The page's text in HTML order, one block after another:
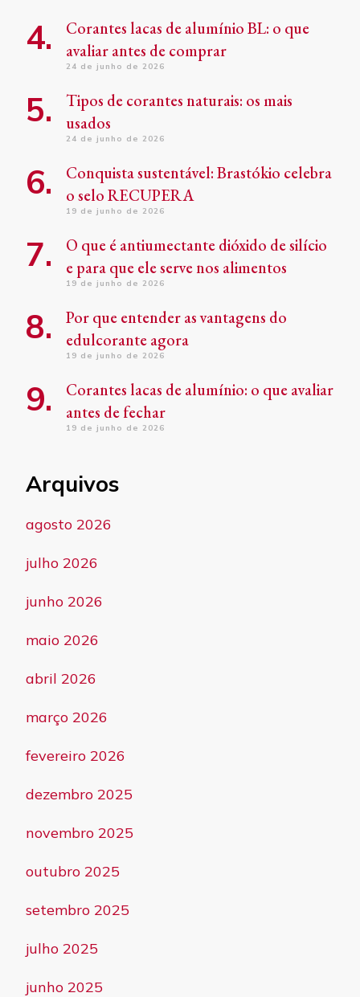
Corantes lacas de alumínio BL: o que
avaliar antes de comprar
24 de junho de 2026
Tipos de corantes naturais: os mais
usados
24 de junho de 2026
Conquista sustentável: Brastókio celebra
o selo RECUPERA
19 de junho de 2026
O que é antiumectante dióxido de silício
e para que ele serve nos alimentos
19 de junho de 2026
Por que entender as vantagens do
edulcorante agora
19 de junho de 2026
Corantes lacas de alumínio: o que avaliar
antes de fechar
19 de junho de 2026
Arquivos
agosto 2026
julho 2026
junho 2026
maio 2026
abril 2026
março 2026
fevereiro 2026
dezembro 2025
novembro 2025
outubro 2025
setembro 2025
julho 2025
junho 2025